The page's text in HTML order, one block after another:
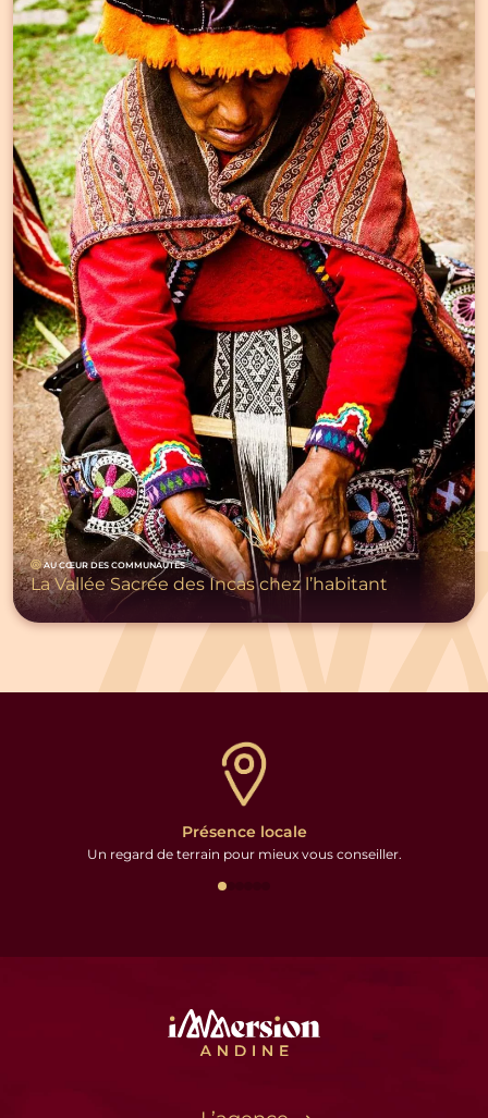
AU CŒUR DES COMMUNAUTÉS
La Vallée Sacrée des Incas chez l’habitant
Présence locale
Un regard de terrain pour mieux vous conseiller.